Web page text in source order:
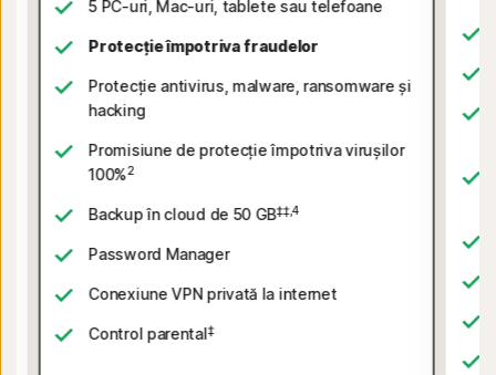
5 PC-uri, Mac-uri, tablete sau telefoane
Protecție împotriva fraudelor
Protecție antivirus, malware, ransomware și
hacking
Promisiune de protecție împotriva virușilor
100%2
Backup în cloud de 50 GB‡‡,4
Password Manager
Conexiune VPN privată la internet
Control parental‡